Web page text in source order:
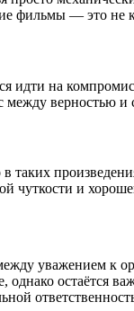
фильмы — это не
на
верностью и
таких
чуткости и
уважением
остаётся